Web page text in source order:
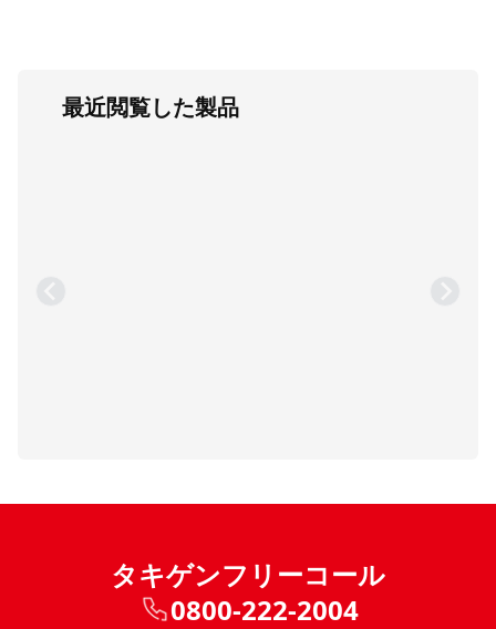
最近閲覧した製品
タキゲンフリーコール
0800-222-2004